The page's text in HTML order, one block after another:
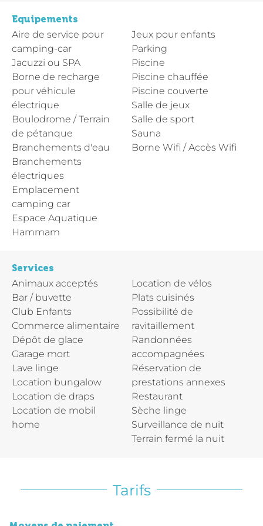
Equipements
Aire de service pour
camping-car
Jacuzzi ou SPA
Borne de recharge
pour véhicule
électrique
Boulodrome / Terrain
de pétanque
Branchements d'eau
Branchements
électriques
Emplacement
camping car
Espace Aquatique
Hammam
Jeux pour enfants
Parking
Piscine
Piscine chauffée
Piscine couverte
Salle de jeux
Salle de sport
Sauna
Borne Wifi / Accès Wifi
Services
Animaux acceptés
Bar / buvette
Club Enfants
Commerce alimentaire
Dépôt de glace
Garage mort
Lave linge
Location bungalow
Location de draps
Location de mobil
home
Location de vélos
Plats cuisinés
Possibilité de
ravitaillement
Randonnées
accompagnées
Réservation de
prestations annexes
Restaurant
Sèche linge
Surveillance de nuit
Terrain fermé la nuit
Tarifs